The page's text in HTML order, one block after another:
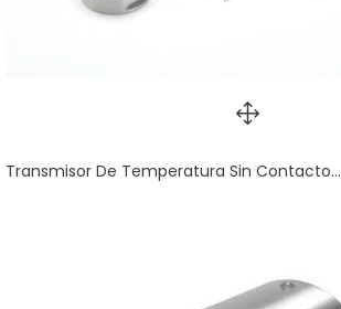
Transmisor De Temperatura Sin Contacto...